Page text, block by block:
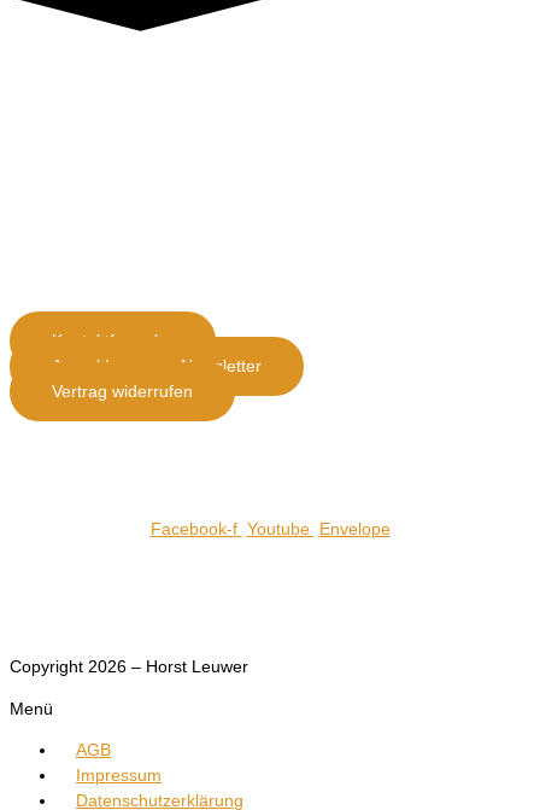
Kontaktformular
Anmeldung zum Newsletter
Vertrag widerrufen
Facebook-f Youtube Envelope
Copyright 2026 – Horst Leuwer
Menü
AGB
Impressum
Datenschutzerklärung